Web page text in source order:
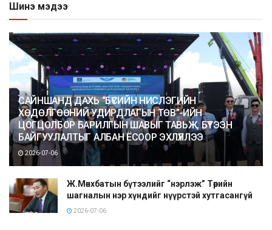
Шинэ мэдээ
САЙНШАНД ДАХЬ “БҮСИЙН НИСЛЭГИЙН
ХӨДӨЛГӨӨНИЙ УДИРДЛАГЫН ТӨВ”-ИЙН
ЦОГЦОЛБОР БАРИЛГЫН ШАВЫГ ТАВЬЖ, БҮТЭЭН
БАЙГУУЛАЛТЫГ АЛБАН ЁСООР ЭХЛҮҮЛЛЭЭ
2026-07-06
Ж.Мөнхбатын бүтээлийг “нэрлэж” Төрийн
шагналын нэр хүндийг нүүрстэй хутгасангүй
2026-07-06